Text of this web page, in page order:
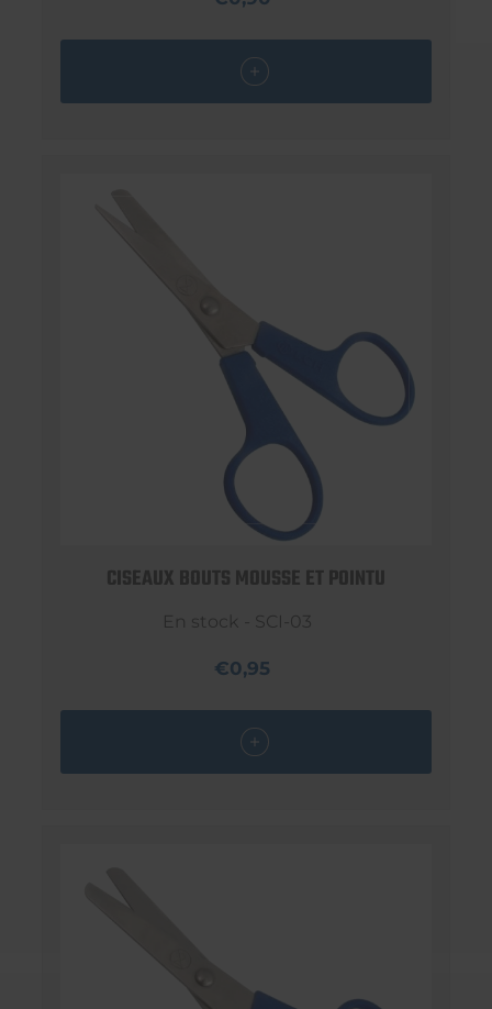
CISEAUX BOUTS MOUSSE ET POINTU
En stock - SCI-03
€0,95